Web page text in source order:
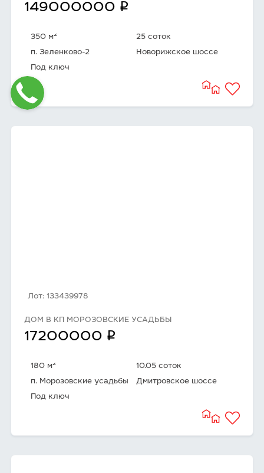
149000000 q
350 м2
25 соток
п. Зеленково-2
Новорижское шоссе
Под ключ
Лот: 133439978
ДОМ В КП МОРОЗОВСКИЕ УСАДЬБЫ
17200000 q
180 м2
10.05 соток
п. Морозовские усадьбы
Дмитровское шоссе
Под ключ